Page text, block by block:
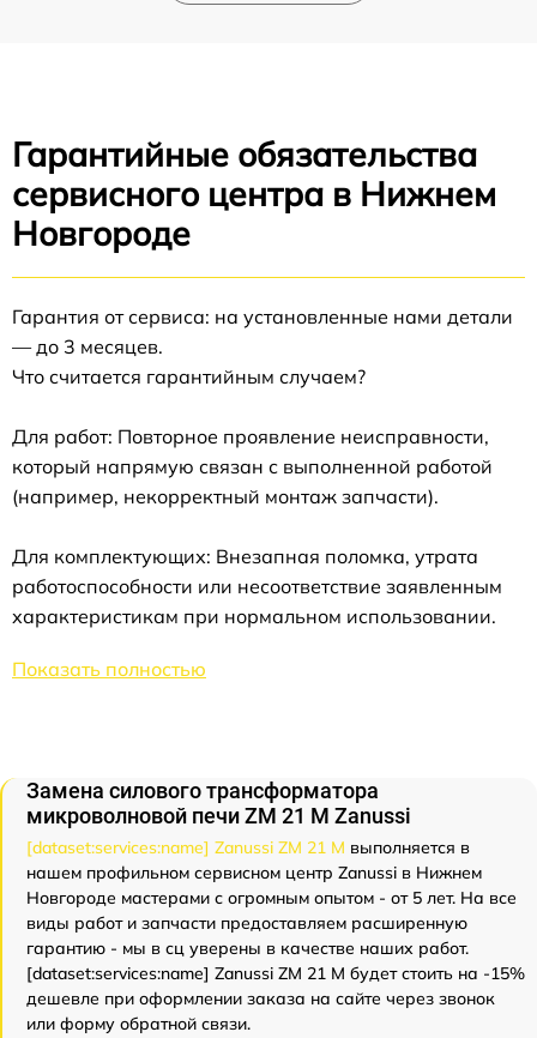
Гарантийные обязательства
сервисного центра в Нижнем
Новгороде
Гарантия от сервиса: на установленные нами детали
— до 3 месяцев.
Что считается гарантийным случаем?
Для работ: Повторное проявление неисправности,
который напрямую связан с выполненной работой
(например, некорректный монтаж запчасти).
Для комплектующих: Внезапная поломка, утрата
работоспособности или несоответствие заявленным
характеристикам при нормальном использовании.
Показать полностью
Замена силового трансформатора
микроволновой печи ZM 21 M Zanussi
[dataset:services:name] Zanussi ZM 21 M выполняется в
нашем профильном сервисном центр Zanussi в Нижнем
Новгороде мастерами с огромным опытом - от 5 лет. На все
виды работ и запчасти предоставляем расширенную
гарантию - мы в сц уверены в качестве наших работ.
[dataset:services:name] Zanussi ZM 21 M будет стоить на -15%
дешевле при оформлении заказа на сайте через звонок
или форму обратной связи.